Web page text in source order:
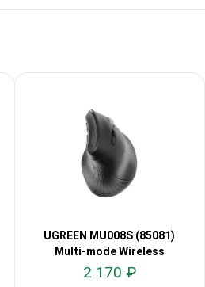
UGREEN MU008S (85081)
Multi-mode Wireless
2 170 ₽